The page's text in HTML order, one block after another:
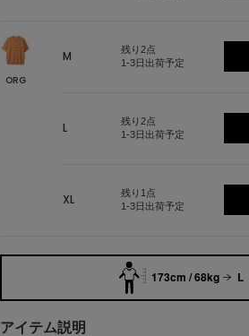
ORG
M
残り2点
1-3日出荷予定
L
残り2点
1-3日出荷予定
XL
残り1点
1-3日出荷予定
173cm / 68kg L
アイテム説明